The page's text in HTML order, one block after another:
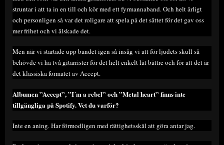
struntar i att ta in en till och kör med ett fyrmannaband. Och helt ärligt
och personligen så var det roligare att spela på det sättet för det gav oss
mer frihet och vi älskade det.
Men när vi startade upp bandet igen så insåg vi att för ljudets skull så
behövde vi ha två gitarrister för det helt enkelt lät bättre och för att det är
det klassiska formatet av Accept.
Albumen ”Accept”, ”I´m a rebel” och ”Metal heart” finns inte
tillgängliga på Spotify. Vet du varför?
Inte en aning. Har förmodligen med rättighetsskäl att göra antar jag.